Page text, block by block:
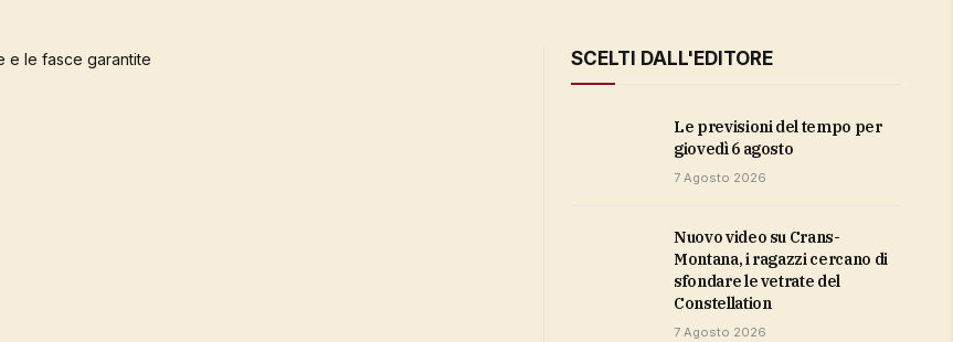
SCELTI DALL'EDITORE
Le previsioni del tempo per
giovedì 6 agosto
7 Agosto 2026
Nuovo video su Crans-
Montana, i ragazzi cercano di
sfondare le vetrate del
Constellation
7 Agosto 2026